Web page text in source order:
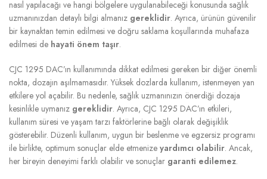
nasıl yapılacağı ve hangi bölgelere uygulanabileceği konusunda sağlık
uzmanınızdan detaylı bilgi almanız gereklidir. Ayrıca, ürünün güvenilir
bir kaynaktan temin edilmesi ve doğru saklama koşullarında muhafaza
edilmesi de hayati önem taşır.
CJC 1295 DAC’ın kullanımında dikkat edilmesi gereken bir diğer önemli
nokta, dozajın aşılmamasıdır. Yüksek dozlarda kullanım, istenmeyen yan
etkilere yol açabilir. Bu nedenle, sağlık uzmanınızın önerdiği dozaja
kesinlikle uymanız gereklidir. Ayrıca, CJC 1295 DAC’ın etkileri,
kullanım süresi ve yaşam tarzı faktörlerine bağlı olarak değişiklik
gösterebilir. Düzenli kullanım, uygun bir beslenme ve egzersiz programı
ile birlikte, optimum sonuçlar elde etmenize yardımcı olabilir. Ancak,
her bireyin deneyimi farklı olabilir ve sonuçlar garanti edilemez.